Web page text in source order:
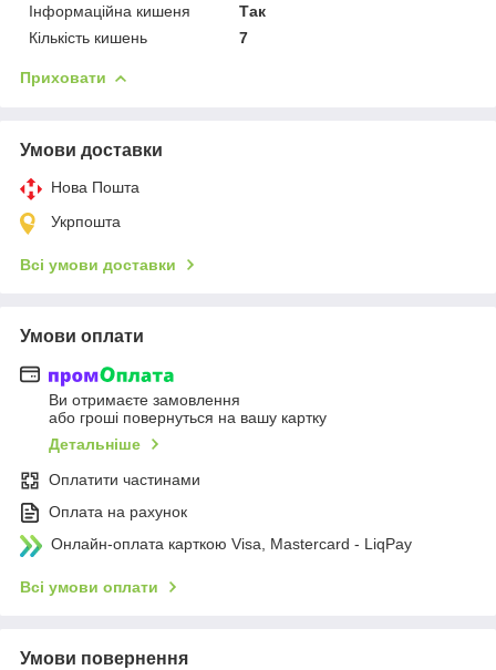
Інформаційна кишеня
Так
Кількість кишень
7
Приховати
Умови доставки
Нова Пошта
Укрпошта
Всі умови доставки
Умови оплати
Ви отримаєте замовлення
або гроші повернуться на вашу картку
Детальніше
Оплатити частинами
Оплата на рахунок
Онлайн-оплата карткою Visa, Mastercard - LiqPay
Всі умови оплати
Умови повернення